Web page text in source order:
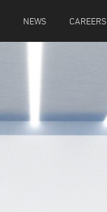
NEWS CAREERS